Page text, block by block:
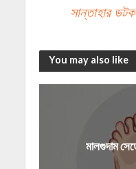
সান্তাহার
You may also like
মালগুদাম